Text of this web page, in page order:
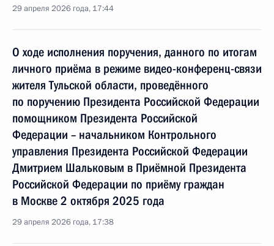
29 апреля 2026 года, 17:44
О ходе исполнения поручения, данного по итогам
личного приёма в режиме видео-конференц-связи
жителя Тульской области, проведённого
по поручению Президента Российской Федерации
помощником Президента Российской
Федерации – начальником Контрольного
управления Президента Российской Федерации
Дмитрием Шальковым в Приёмной Президента
Российской Федерации по приёму граждан
в Москве 2 октября 2025 года
29 апреля 2026 года, 17:38